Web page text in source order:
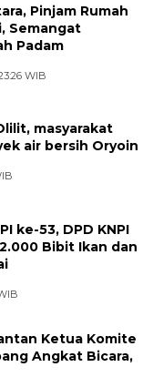
Pinjam Rumah
Semangat
Padam
WIB
masyarakat
air bersih Oryoin
ke-53, DPD KNPI
Bibit Ikan dan
Ketua Komite
Angkat Bicara,